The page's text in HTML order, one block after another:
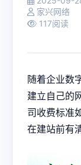
家兴网络
117阅读
随着企业数
建立自己的
司收费标准
在建站前有